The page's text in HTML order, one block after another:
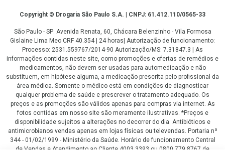
CopyrightCopyright © Drogaria São Paulo S.A. | CNPJ: 61.412.110/0565-33
São Paulo - SP: Avenida Renata, 60, Chácara Belenzinho - Vila Formosa
Gislaine Lima Meo CRF 40.354 | 24 horas| Autorização de funcionamento:
Processo: 2531.559767/2014-90 Autorização/MS: 7.31847.3 | As
informações contidas neste site, como promoções e ofertas de remédios e
medicamentos, não devem ser usadas para automedicação e não
substituem, em hipótese alguma, a medicação prescrita pelo profissional da
área médica. Somente o médico está em condições de diagnosticar
qualquer problema de saúde e prescrever o tratamento adequado. Os
preços e as promoções são válidos apenas para compras via internet. As
fotos contidas em nosso site são meramente ilustrativas. *Preços e
disponibilidade sujeitos a alterações no decorrer do dia. Antibióticos e
antimicrobianos vendas apenas em lojas físicas ou televendas. Portaria nº
344 - 01/02/1999 - Ministério da Saúde. Horário de funcionamento Central
de Vendas e Atendimento ao Cliente 4003 3393 ou 0800 779 8767 de